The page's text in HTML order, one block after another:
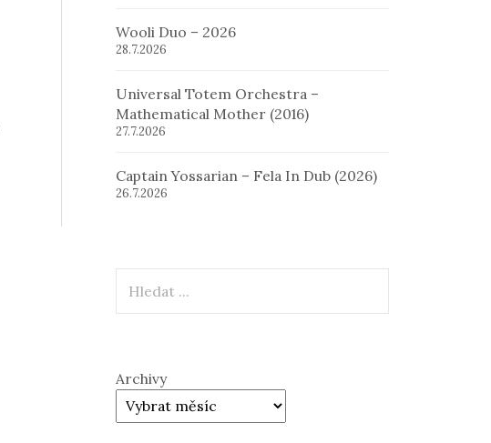
Wooli Duo – 2026
28.7.2026
Universal Totem Orchestra –
Mathematical Mother (2016)
27.7.2026
Captain Yossarian – Fela In Dub (2026)
26.7.2026
Archivy